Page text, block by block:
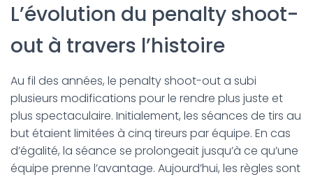
L’évolution du penalty shoot-
out à travers l’histoire
Au fil des années, le penalty shoot-out a subi
plusieurs modifications pour le rendre plus juste et
plus spectaculaire. Initialement, les séances de tirs au
but étaient limitées à cinq tireurs par équipe. En cas
d’égalité, la séance se prolongeait jusqu’à ce qu’une
équipe prenne l’avantage. Aujourd’hui, les règles sont